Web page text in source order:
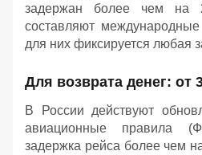
задержан более чем на
составляют
для них фиксируется любая
Для возврата денег: от
В России действуют
авиационные правила
задержка рейса более чем